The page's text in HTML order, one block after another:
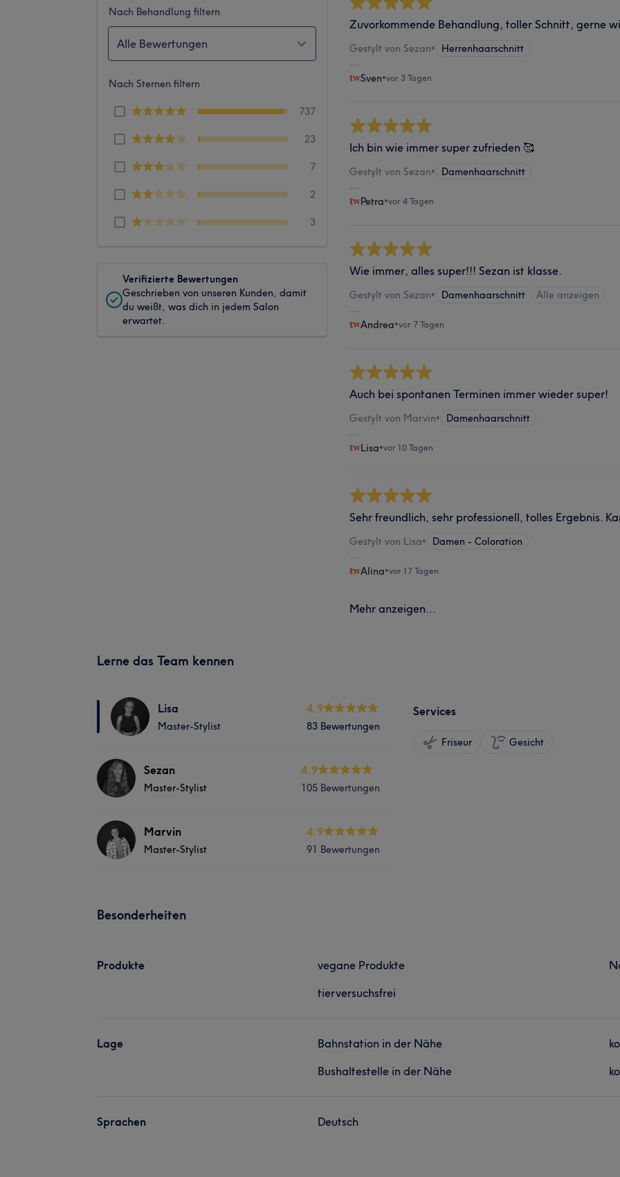
Nach Behandlung filtern
Alle Bewertungen
Nach Sternen filtern
737
23
7
2
3
Verifizierte Bewertungen
Geschrieben von unseren Kunden, damit
du weißt, was dich in jedem Salon
erwartet.
Zuvorkommende Behandlung, toller Schnitt, gerne
Gestylt von Sezan• Herrenhaarschnitt
Sven•vor 3 Tagen
Ich bin wie immer super zufrieden 🥰
Gestylt von Sezan• Damenhaarschnitt
Petra•vor 4 Tagen
Wie immer, alles super!!! Sezan ist klasse.
Gestylt von Sezan• Damenhaarschnitt Alle anzeigen
Andrea•vor 7 Tagen
Auch bei spontanen Terminen immer wieder super!
Gestylt von Marvin• Damenhaarschnitt
Lisa•vor 10 Tagen
Sehr freundlich, sehr professionell, tolles Ergebnis.
Gestylt von Lisa• Damen - Coloration
Alina•vor 17 Tagen
Mehr anzeigen...
Lerne das Team kennen
Lisa
Master-Stylist
4.9
83 Bewertungen
Sezan
Master-Stylist
4.9
105 Bewertungen
Marvin
Master-Stylist
4.9
91 Bewertungen
Services
Friseur Gesicht
Besonderheiten
Produkte
vegane Produkte
tierversuchsfrei
Lage
Bahnstation in der Nähe
Bushaltestelle in der Nähe
Sprachen Deutsch